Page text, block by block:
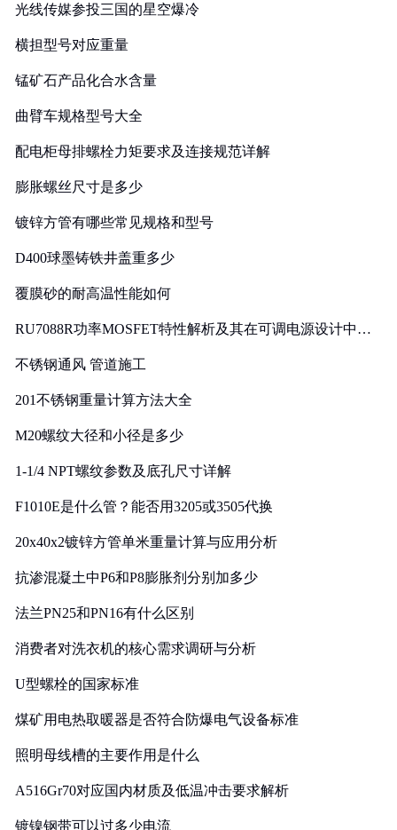
光线传媒参投三国的星空爆冷
横担型号对应重量
锰矿石产品化合水含量
曲臂车规格型号大全
配电柜母排螺栓力矩要求及连接规范详解
膨胀螺丝尺寸是多少
镀锌方管有哪些常见规格和型号
D400球墨铸铁井盖重多少
覆膜砂的耐高温性能如何
RU7088R功率MOSFET特性解析及其在可调电源设计中的
不锈钢通风 管道施工
201不锈钢重量计算方法大全
M20螺纹大径和小径是多少
1-1/4 NPT螺纹参数及底孔尺寸详解
F1010E是什么管？能否用3205或3505代换
20x40x2镀锌方管单米重量计算与应用分析
抗渗混凝土中P6和P8膨胀剂分别加多少
法兰PN25和PN16有什么区别
消费者对洗衣机的核心需求调研与分析
U型螺栓的国家标准
煤矿用电热取暖器是否符合防爆电气设备标准
照明母线槽的主要作用是什么
A516Gr70对应国内材质及低温冲击要求解析
镀镍钢带可以过多少电流